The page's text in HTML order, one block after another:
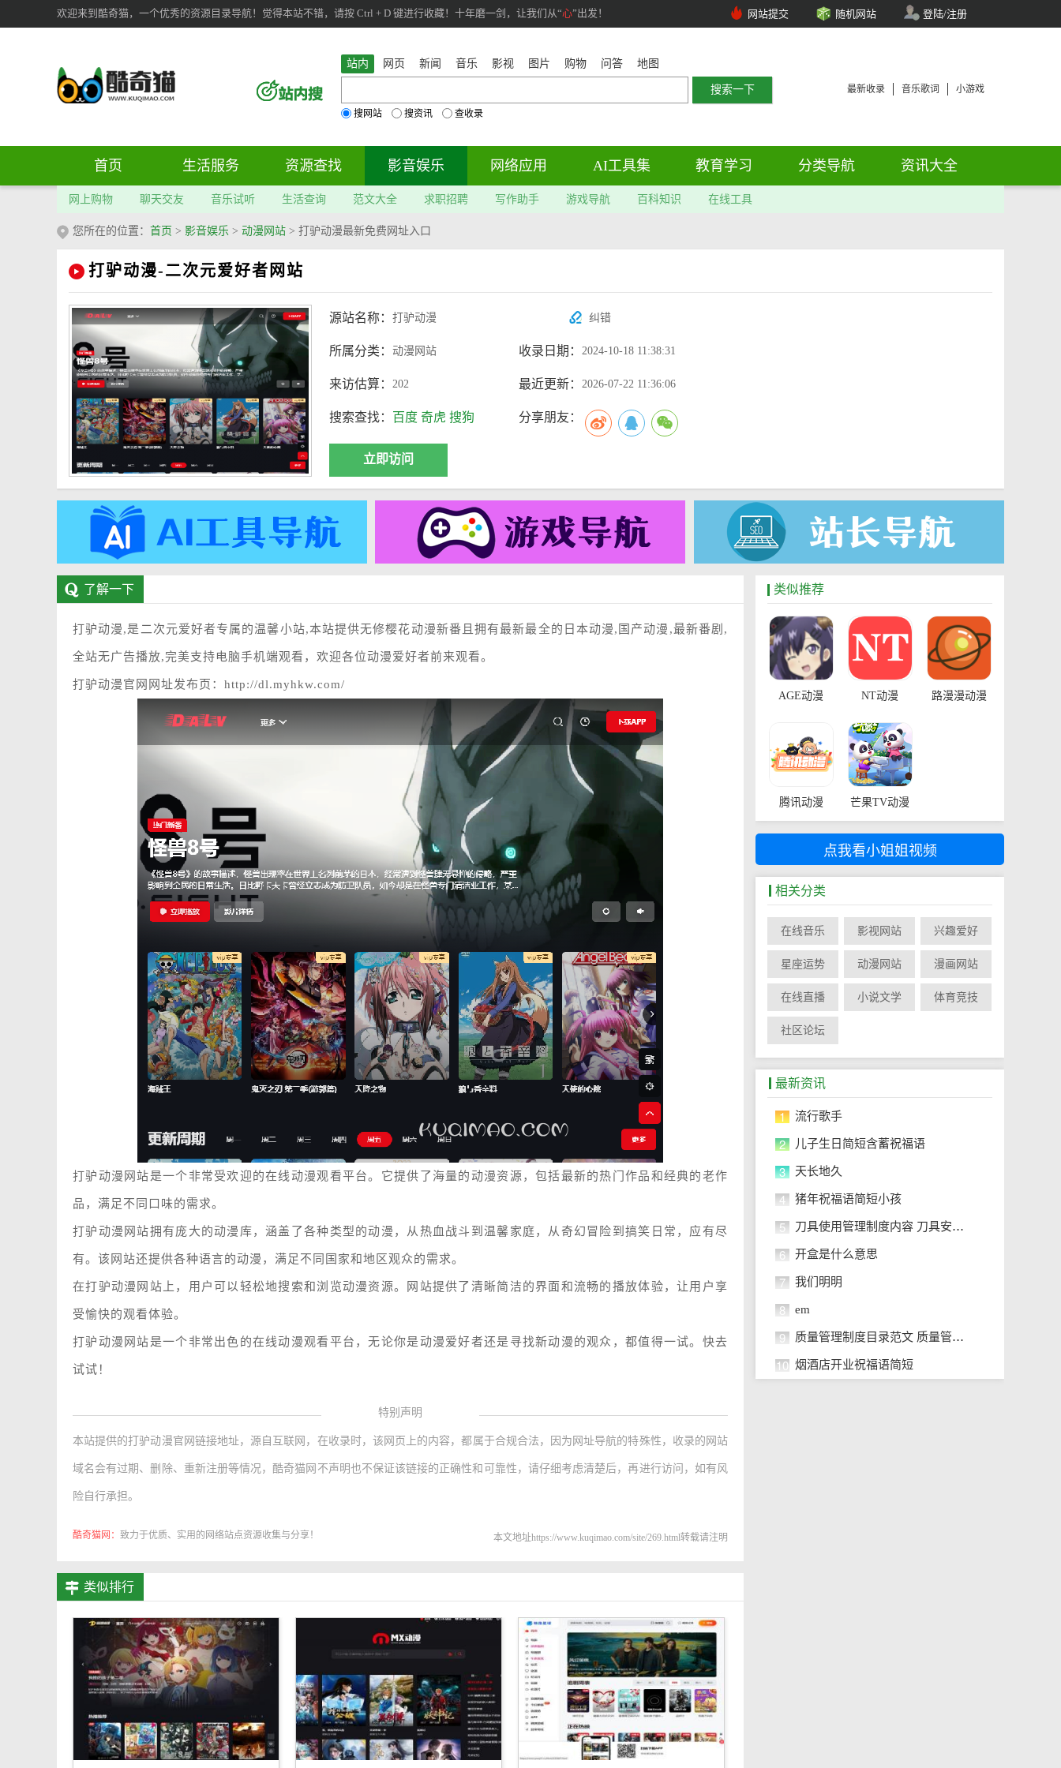
欢迎来到酷奇猫，一个优秀的资源目录导航！觉得本站不错，请按 Ctrl + D 键进行收藏！十年磨一剑，让我们从“心”出发！ 网站提交 随机网站 登陆/注册
站内 网页 新闻 音乐 影视 图片 购物 问答 地图
搜网站 搜资讯 查收录
最新收录 音乐歌词 小游戏
首页 生活服务 资源查找 影音娱乐 网络应用 AI工具集 教育学习 分类导航 资讯大全
网上购物 聊天交友 音乐试听 生活查询 范文大全 求职招聘 写作助手 游戏导航 百科知识 在线工具
您所在的位置： 首页 > 影音娱乐 > 动漫网站 > 打驴动漫最新免费网址入口
打驴动漫-二次元爱好者网站
源站名称： 打驴动漫 纠错
所属分类： 动漫网站 收录日期： 2024-10-18 11:38:31
来访估算： 202 最近更新： 2026-07-22 11:36:06
搜索查找： 百度 奇虎 搜狗 分享朋友：
立即访问
了解一下
打驴动漫,是二次元爱好者专属的温馨小站,本站提供无修樱花动漫新番且拥有最新最全的日本动漫,国产动漫,最新番剧,
全站无广告播放,完美支持电脑手机端观看，欢迎各位动漫爱好者前来观看。
打驴动漫官网网址发布页：http://dl.myhkw.com/
打驴动漫网站是一个非常受欢迎的在线动漫观看平台。它提供了海量的动漫资源，包括最新的热门作品和经典的老作
品，满足不同口味的需求。
打驴动漫网站拥有庞大的动漫库，涵盖了各种类型的动漫，从热血战斗到温馨家庭，从奇幻冒险到搞笑日常，应有尽
有。该网站还提供各种语言的动漫，满足不同国家和地区观众的需求。
在打驴动漫网站上，用户可以轻松地搜索和浏览动漫资源。网站提供了清晰简洁的界面和流畅的播放体验，让用户享
受愉快的观看体验。
打驴动漫网站是一个非常出色的在线动漫观看平台，无论你是动漫爱好者还是寻找新动漫的观众，都值得一试。快去
试试！
特别声明
本站提供的打驴动漫官网链接地址，源自互联网，在收录时，该网页上的内容，都属于合规合法，因为网址导航的特殊性，收录的网站
域名会有过期、删除、重新注册等情况，酷奇猫网不声明也不保证该链接的正确性和可靠性，请仔细考虑清楚后，再进行访问，如有风
险自行承担。
酷奇猫网： 致力于优质、实用的网络站点资源收集与分享！ 本文地址https://www.kuqimao.com/site/269.html转载请注明
类似排行
类似推荐
AGE动漫 NT动漫 路漫漫动漫
腾讯动漫 芒果TV动漫
点我看小姐姐视频
相关分类
在线音乐 影视网站 兴趣爱好
星座运势 动漫网站 漫画网站
在线直播 小说文学 体育竞技
社区论坛
最新资讯
1 流行歌手
2 儿子生日简短含蓄祝福语
3 天长地久
4 猪年祝福语简短小孩
5 刀具使用管理制度内容 刀具安全使
6 开盒是什么意思
7 我们明明
8 em
9 质量管理制度目录范文 质量管理制
10 烟酒店开业祝福语简短